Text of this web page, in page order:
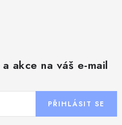
akce na váš e-mail
PŘIHLÁSIT SE